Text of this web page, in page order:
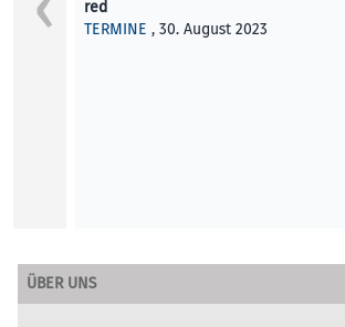
red
TERMINE , 30. August 2023
ÜBER UNS